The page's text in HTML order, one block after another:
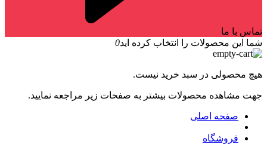
تماس با ما
شما این محصولات را انتخاب کرده اید0
هیچ محصولی در سبد خرید نیست.
جهت مشاهده محصولات بیشتر به صفحات زیر مراجعه نمایید.
صفحه اصلی
فروشگاه